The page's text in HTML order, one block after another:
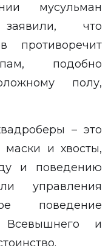
мусульман
что
противоречит
подобно
полу,
– это
и хвосты,
и поведению
управления
поведение
Всевышнего и